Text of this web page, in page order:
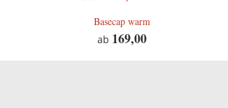
Basecap warm
ab 169,00